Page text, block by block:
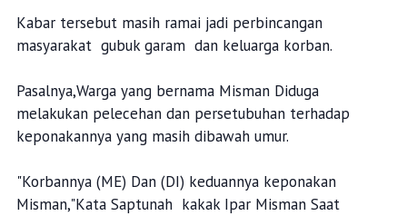
Kabar tersebut masih ramai jadi perbincangan
masyarakat gubuk garam dan keluarga korban.
Pasalnya,Warga yang bernama Misman Diduga
melakukan pelecehan dan persetubuhan terhadap
keponakannya yang masih dibawah umur.
"Korbannya (ME) Dan (DI) keduannya keponakan
Misman,"Kata Saptunah kakak Ipar Misman Saat